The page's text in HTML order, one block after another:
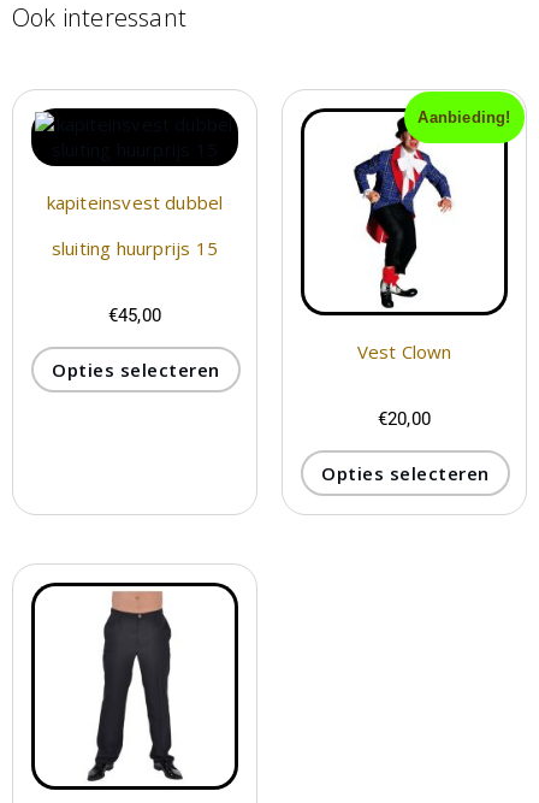
Ook interessant
kapiteinsvest dubbel
sluiting huurprijs 15
€45,00
Opties selecteren
Aanbieding!
Vest Clown
€20,00
Opties selecteren